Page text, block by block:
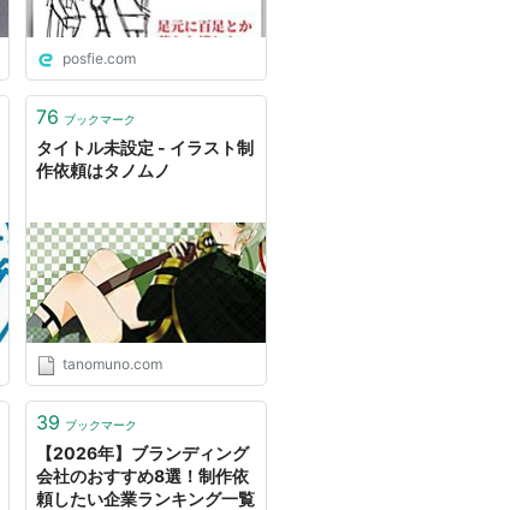
posfie.com
76 ブックマーク
タイトル未設定 - イラスト制
作依頼はタノムノ
tanomuno.com
39 ブックマーク
【2026年】ブランディング
会社のおすすめ8選！制作依
頼したい企業ランキング一覧